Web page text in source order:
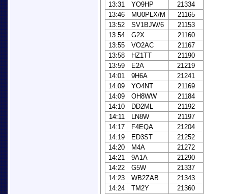
13:31
YO9HP
21334
13:46
MU0PLX/M
21165
13:52
SV1BJW/6
21153
13:54
G2X
21160
13:55
VO2AC
21167
13:58
HZ1TT
21190
13:59
E2A
21219
14:01
9H6A
21241
14:09
YO4NT
21169
14:09
OH8WW
21184
14:10
DD2ML
21192
14:11
LN8W
21197
14:17
F4EQA
21204
14:19
ED3ST
21252
14:20
M4A
21272
14:21
9A1A
21290
14:22
G5W
21337
14:23
WB2ZAB
21343
14:24
TM2Y
21360